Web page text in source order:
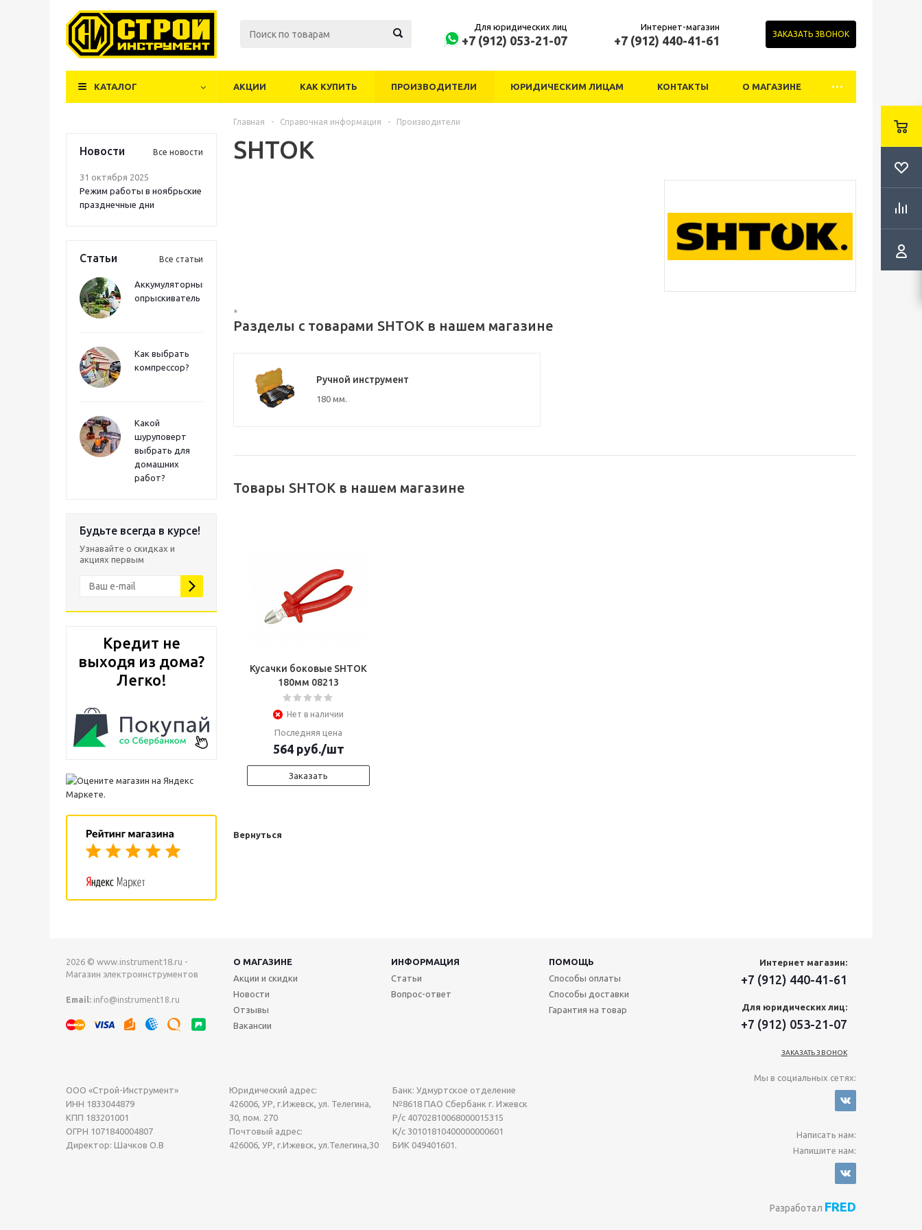
Для юридических лиц
+7 (912) 053-21-07
Интернет-магазин
+7 (912) 440-41-61 ЗАКАЗАТЬ ЗВОНОК
КАТАЛОГ АКЦИИ КАК КУПИТЬ ПРОИЗВОДИТЕЛИ ЮРИДИЧЕСКИМ ЛИЦАМ КОНТАКТЫ О МАГАЗИНЕ
Новости Все новости
31 октября 2025
Режим работы в ноябрьские
празднечные дни
Статьи Все статьи
Аккумуляторный
опрыскиватель
Как выбрать
компрессор?
Какой
шуруповерт
выбрать для
домашних
работ?
Будьте всегда в курсе!
Узнавайте о скидках и
акциях первым
Кредит не
выходя из дома?
Легко!
Главная - Справочная информация - Производители
SHTOK
*
Разделы с товарами SHTOK в нашем магазине
Ручной инструмент
180 мм.
Товары SHTOK в нашем магазине
Кусачки боковые SHTOK
180мм 08213
Нет в наличии
Последняя цена
564руб./шт
Заказать
Вернуться
2026 © www.instrument18.ru -
Магазин электроинструментов
Email: info@instrument18.ru
ООО «Строй-Инструмент»
ИНН 1833044879
КПП 183201001
ОГРН 1071840004807
Директор: Шачков О.В
Юридический адрес:
426006, УР, г.Ижевск, ул. Телегина,
30, пом. 270
Почтовый адрес:
426006, УР, г.Ижевск, ул.Телегина,30
Банк: Удмуртское отделение
№8618 ПАО Сбербанк г. Ижевск
Р/с 40702810068000015315
К/с 30101810400000000601
БИК 049401601.
О МАГАЗИНЕ ИНФОРМАЦИЯ
ПОМОЩЬ
Акции и скидки
Новости
Отзывы
Вакансии
Статьи
Вопрос-ответ
Способы оплаты
Способы доставки
Гарантия на товар
Интернет магазин:
+7 (912) 440-41-61
Для юридических лиц:
+7 (912) 053-21-07
ЗАКАЗАТЬ ЗВОНОК
Мы в социальных сетях:
Написать нам:
Напишите нам:
Разработал FRED